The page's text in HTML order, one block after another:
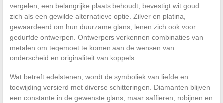
vergelen, een belangrijke plaats behoudt, bevestigt wit goud
zich als een gewilde alternatieve optie. Zilver en platina,
gewaardeerd om hun duurzame glans, lenen zich ook voor
gedurfde ontwerpen. Ontwerpers verkennen combinaties van
metalen om tegemoet te komen aan de wensen van
onderscheid en originaliteit van koppels.
Wat betreft edelstenen, wordt de symboliek van liefde en
toewijding versierd met diverse schitteringen. Diamanten blijven
een constante in de gewenste glans, maar saffieren, robijnen en